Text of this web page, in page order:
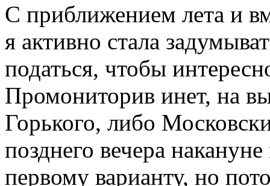
С приближением лета и
я активно стала
податься, чтобы
Промониторив инет, на
Горького, либо
позднего вечера
первому варианту, но